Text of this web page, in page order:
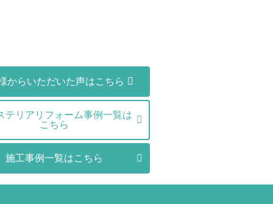
からいただいた声はこちら
テリアリフォーム事例一覧は
こちら
施工事例一覧はこちら